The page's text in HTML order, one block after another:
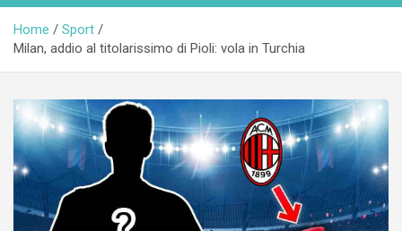
Home
Sport
Milan, addio al titolarissimo di Pioli: vola in Turchia